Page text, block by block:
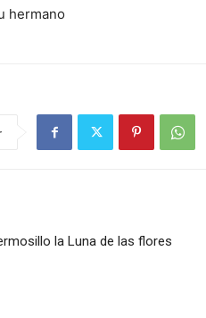
hermano
la Luna de las flores